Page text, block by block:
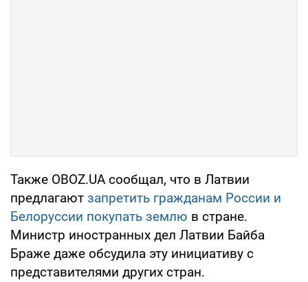
Также OBOZ.UA сообщал, что в Латвии
предлагают запретить гражданам России и
Белоруссии покупать землю в стране.
Министр иностранных дел Латвии Байба
Браже даже обсудила эту инициативу с
представителями других стран.